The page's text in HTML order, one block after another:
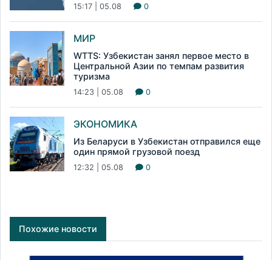
15:17 | 05.08 0
МИР
WTTS: Узбекистан занял первое место в
Центральной Азии по темпам развития
туризма
14:23 | 05.08 0
ЭКОНОМИКА
Из Беларуси в Узбекистан отправился еще
один прямой грузовой поезд
12:32 | 05.08 0
Похожие новости